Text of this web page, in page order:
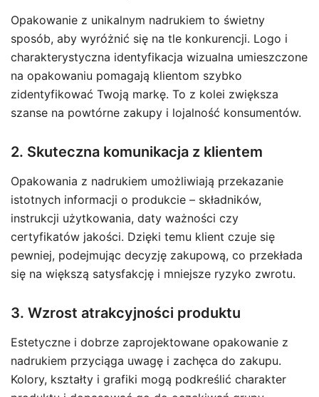
Opakowanie z unikalnym nadrukiem to świetny
sposób, aby wyróżnić się na tle konkurencji. Logo i
charakterystyczna identyfikacja wizualna umieszczone
na opakowaniu pomagają klientom szybko
zidentyfikować Twoją markę. To z kolei zwiększa
szanse na powtórne zakupy i lojalność konsumentów.
2. Skuteczna komunikacja z klientem
Opakowania z nadrukiem umożliwiają przekazanie
istotnych informacji o produkcie – składników,
instrukcji użytkowania, daty ważności czy
certyfikatów jakości. Dzięki temu klient czuje się
pewniej, podejmując decyzję zakupową, co przekłada
się na większą satysfakcję i mniejsze ryzyko zwrotu.
3. Wzrost atrakcyjności produktu
Estetyczne i dobrze zaprojektowane opakowanie z
nadrukiem przyciąga uwagę i zachęca do zakupu.
Kolory, kształty i grafiki mogą podkreślić charakter